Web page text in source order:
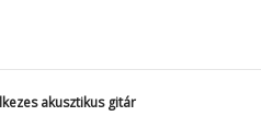
akusztikus gitár